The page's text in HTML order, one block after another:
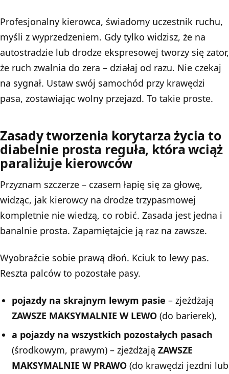
Profesjonalny kierowca, świadomy uczestnik ruchu,
myśli z wyprzedzeniem. Gdy tylko widzisz, że na
autostradzie lub drodze ekspresowej tworzy się zator,
że ruch zwalnia do zera – działaj od razu. Nie czekaj
na sygnał. Ustaw swój samochód przy krawędzi
pasa, zostawiając wolny przejazd. To takie proste.
Zasady tworzenia korytarza życia to
diabelnie prosta reguła, która wciąż
paraliżuje kierowców
Przyznam szczerze – czasem łapię się za głowę,
widząc, jak kierowcy na drodze trzypasmowej
kompletnie nie wiedzą, co robić. Zasada jest jedna i
banalnie prosta. Zapamiętajcie ją raz na zawsze.
Wyobraźcie sobie prawą dłoń. Kciuk to lewy pas.
Reszta palców to pozostałe pasy.
pojazdy na skrajnym lewym pasie – zjeżdżają
ZAWSZE MAKSYMALNIE W LEWO (do barierek),
a pojazdy na wszystkich pozostałych pasach
(środkowym, prawym) – zjeżdżająZAWSZE
MAKSYMALNIE W PRAWO (do krawędzi jezdni lub